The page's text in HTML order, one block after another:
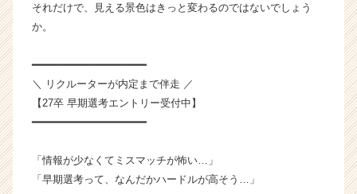
それだけで、見える景色はきっと変わるのではないでしょう
か。
━━━━━━━━━━━━━━━━━━
＼ リクルーターが内定まで伴走 ／
【27卒 早期選考エントリー受付中】
━━━━━━━━━━━━━━━━━━
「情報が少なくてミスマッチが怖い…」
「早期選考って、なんだかハードルが高そう…」